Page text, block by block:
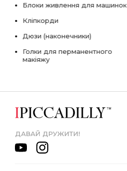
Блоки живлення для машинок
Кліпкорди
Дюзи (наконечники)
Голки для перманентного
макіяжу
ДАВАЙ ДРУЖИТИ!